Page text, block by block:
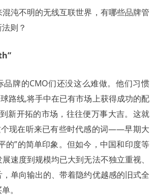
则？
路线,将手中在已有市场上获得成功的配
新开拓的市场，往往便万事大吉。这就
现在听来已有些时代感的词——早期大
的”的简单印象。但如今，中国和印度等
速度到规模均已大到无法不独立重视、
单向输出的、带着隐约优越感的旧式全
。